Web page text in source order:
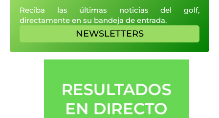
Reciba las últimas noticias del golf,
directamente en su bandeja de entrada.
NEWSLETTERS